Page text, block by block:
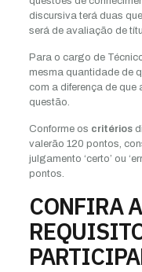
discursiva terá duas
será de avaliação de
Para o cargo de
mesma quantidade de
com a diferença de
questão.
Conforme os critérios
valerão 120 pontos,
julgamento ‘certo’ ou
pontos.
CONFIRA